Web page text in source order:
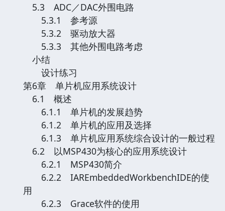
5.3 ADC／DAC外围电路
5.3.1 参考源
5.3.2 驱动放大器
5.3.3 其他外围电路考虑
小结
设计练习
第6章 单片机应用系统设计
6.1 概述
6.1.1 单片机的发展趋势
6.1.2 单片机的应用及选择
6.1.3 单片机应用系统综合设计的一般过程
6.2 以MSP430为核心的应用系统设计
6.2.1 MSP430简介
6.2.2 IAREmbeddedWorkbenchIDE的使
用
6.2.3 Grace软件的使用